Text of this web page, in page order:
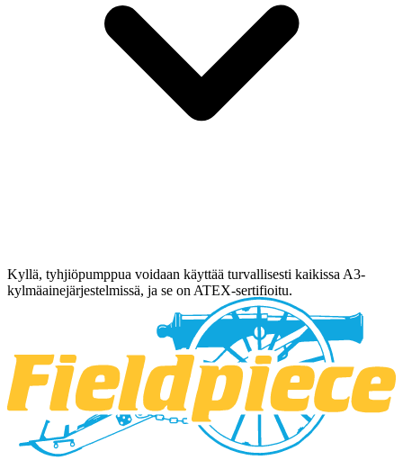
Kyllä, tyhjiöpumppua voidaan käyttää turvallisesti kaikissa A3-
kylmäainejärjestelmissä, ja se on ATEX-sertifioitu.